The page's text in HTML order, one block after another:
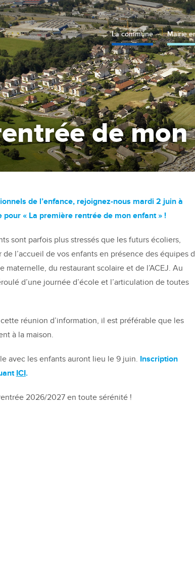
La commune Mairie
de
de l’enfance, rejoignez-nous mardi 2 juin à
pour « La première rentrée de mon enfant » !
sont parfois plus stressés que les futurs écoliers,
l’accueil de vos enfants en présence des équipes
maternelle, du restaurant scolaire et de l’ACEJ. Au
d’une journée d’école et l’articulation de toutes
réunion d’information, il est préférable que les
à la maison.
avec les enfants auront lieu le 9 juin. Inscription
ICI.
2026/2027 en toute sérénité !